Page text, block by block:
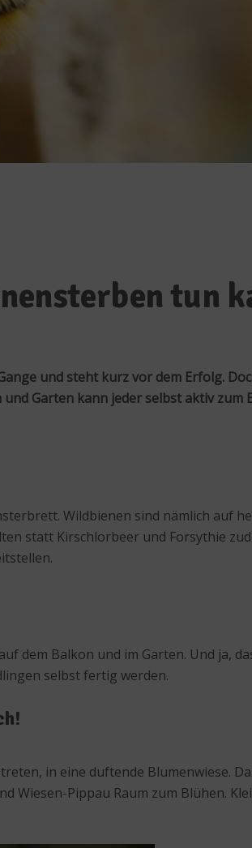
tun
und steht kurz vor dem Erfolg.
Garten kann jeder selbst aktiv
Wildbienen sind nämlich auf
statt Kirschlorbeer und Forsythie
dem Balkon und im Garten. Und ja,
selbst fertig werden.
in eine duftende Blumenwiese.
Wiesen-Pippau Raum zum Blühen.